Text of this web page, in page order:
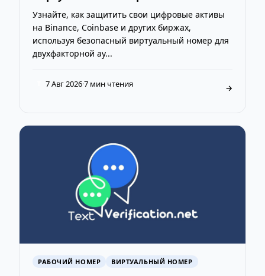
Узнайте, как защитить свои цифровые активы
на Binance, Coinbase и других биржах,
используя безопасный виртуальный номер для
двухфакторной ау...
7 Авг 2026·7 мин чтения →
РАБОЧИЙ НОМЕР ВИРТУАЛЬНЫЙ НОМЕР